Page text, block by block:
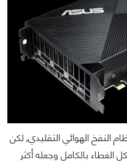
النفخ الهوائي التقليدي, لكن
بالكامل وجعله أكثر